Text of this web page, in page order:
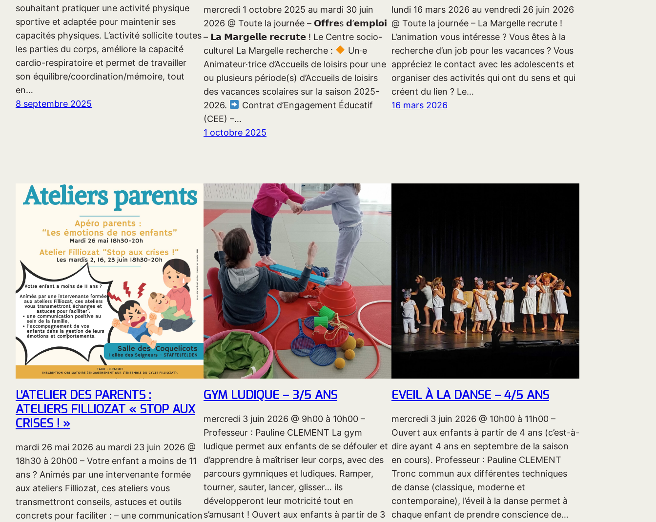
souhaitant pratiquer une activité physique
sportive et adaptée pour maintenir ses
capacités physiques. L’activité sollicite toutes
les parties du corps, améliore la capacité
cardio-respiratoire et permet de travailler
son équilibre/coordination/mémoire, tout
en…
8 septembre 2025
mercredi 1 octobre 2025 au mardi 30 juin
2026 @ Toute la journée – 𝗢𝗳𝗳𝗿𝗲s 𝗱’𝗲𝗺𝗽𝗹𝗼𝗶
– 𝗟𝗮 𝗠𝗮𝗿𝗴𝗲𝗹𝗹𝗲 𝗿𝗲𝗰𝗿𝘂𝘁𝗲 ! Le Centre socio-
culturel La Margelle recherche :
Un·e
Animateur·trice d’Accueils de loisirs pour une
ou plusieurs période(s) d’Accueils de loisirs
des vacances scolaires sur la saison 2025-
2026.
Contrat d’Engagement Éducatif
(CEE) –…
1 octobre 2025
lundi 16 mars 2026 au vendredi 26 juin 2026
@ Toute la journée – La Margelle recrute !
L’animation vous intéresse ? Vous êtes à la
recherche d’un job pour les vacances ? Vous
appréciez le contact avec les adolescents et
organiser des activités qui ont du sens et qui
créent du lien ? Le…
16 mars 2026
L’ATELIER DES PARENTS :
ATELIERS FILLIOZAT « STOP AUX
CRISES ! »
mardi 26 mai 2026 au mardi 23 juin 2026 @
18h30 à 20h00 – Votre enfant a moins de 11
ans ? Animés par une intervenante formée
aux ateliers Filliozat, ces ateliers vous
transmettront conseils, astuces et outils
concrets pour faciliter : – une communication
GYM LUDIQUE – 3/5 ANS
mercredi 3 juin 2026 @ 9h00 à 10h00 –
Professeur : Pauline CLEMENT La gym
ludique permet aux enfants de se défouler et
d’apprendre à maîtriser leur corps, avec des
parcours gymniques et ludiques. Ramper,
tourner, sauter, lancer, glisser… ils
développeront leur motricité tout en
s’amusant ! Ouvert aux enfants à partir de 3
EVEIL À LA DANSE – 4/5 ANS
mercredi 3 juin 2026 @ 10h00 à 11h00 –
Ouvert aux enfants à partir de 4 ans (c’est-à-
dire ayant 4 ans en septembre de la saison
en cours). Professeur : Pauline CLEMENT
Tronc commun aux différentes techniques
de danse (classique, moderne et
contemporaine), l’éveil à la danse permet à
chaque enfant de prendre conscience de…